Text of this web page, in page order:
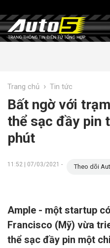
Trang chủ › Tin tức
Bất ngờ với
thể sạc đầy pin
phút
11:52 | 07/03/2021 - Theo dõi
Ample - một startup
Francisco (Mỹ) vừa
thể sạc đầy pin một